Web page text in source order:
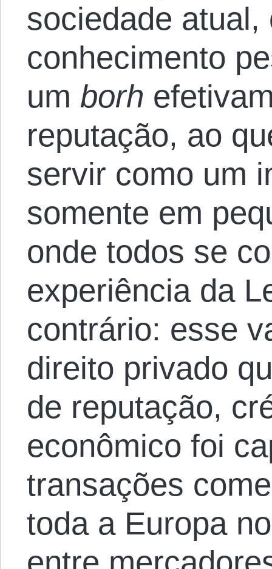
sociedade
conhecimento
um borh
reputação, ao
servir como um
somente em
onde todos se
experiência da
contrário: esse
direito privado
de reputação,
econômico foi
transações
toda a Europa